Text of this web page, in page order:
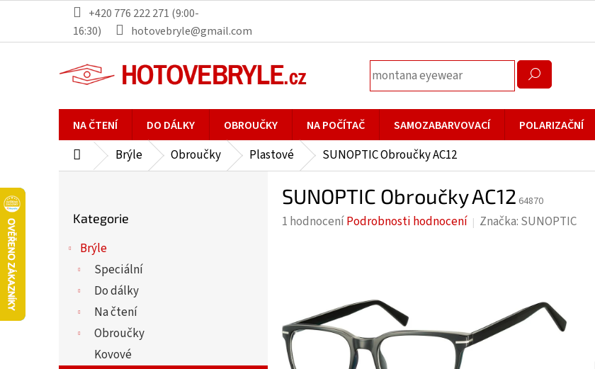
obsah
+420 776 222 271 (9:00-
16:30)
hotovebryle@gmail.com
NA ČTENÍ DO DÁLKY OBROUČKY NA POČÍTAČ SAMOZABARVOVACÍ POLARIZAČNÍ
DomůBrýle Obroučky Plastové SUNOPTIC Obroučky AC12
kategorie
Kategorie
Brýle
Speciální
Do dálky
Na čtení
Obroučky
Kovové
SUNOPTIC Obroučky AC12 64870
Průměrné
hvězdiček.
1 hodnoceníPodrobnosti hodnocení Značka: SUNOPTIC